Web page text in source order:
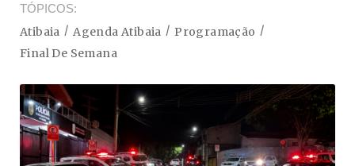
TÓPICOS
Atibaia Agenda Atibaia
Programação
Final De Semana